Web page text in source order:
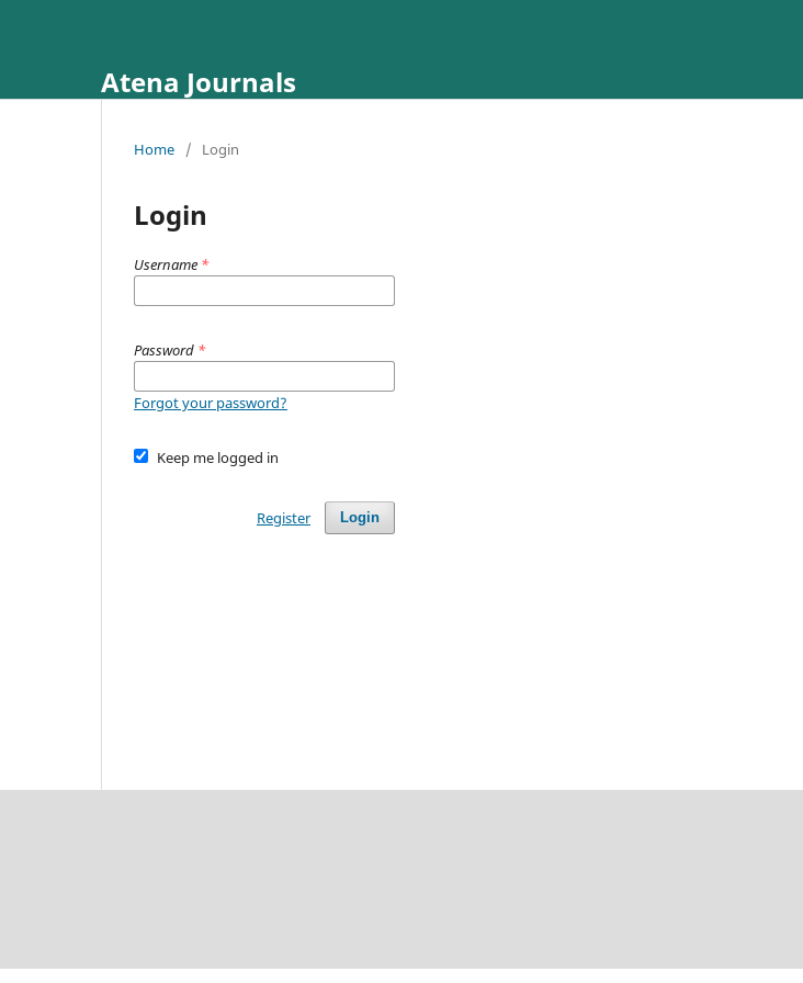
Atena Journals
Home / Login
Login
Username *
Password *
Forgot your password?
Keep me logged in
Login
Register